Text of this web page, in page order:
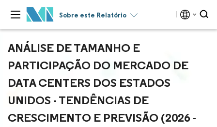
Sobre este Relatório
ANÁLISE DE TAMANHO E
PARTICIPAÇÃO DO MERCADO DE
DATA CENTERS DOS ESTADOS
UNIDOS - TENDÊNCIAS DE
CRESCIMENTO E PREVISÃO (2026 -